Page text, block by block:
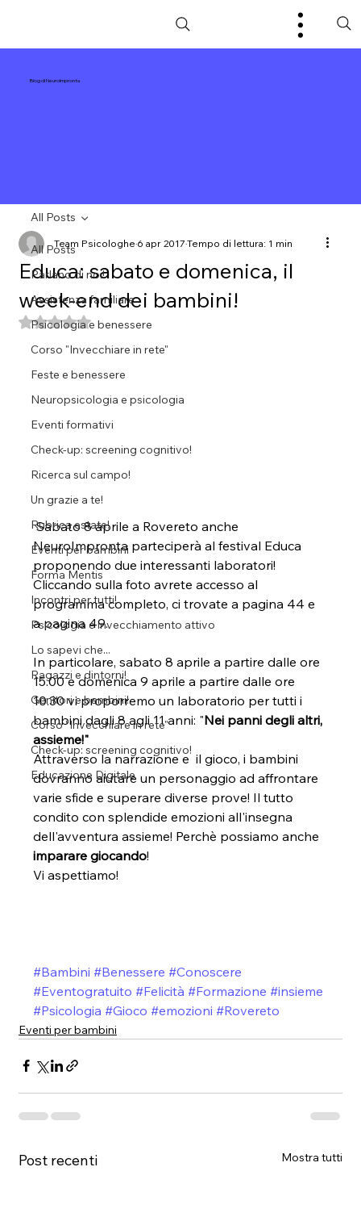
Blog di NeuroImpronta
All Posts
Parlano di noi!
Assistenza familiare
Psicologia e benessere
Corso "Invecchiare in rete"
Feste e benessere
Neuropsicologia e psicologia
Eventi formativi
Check-up: screening cognitivo!
Ricerca sul campo!
Un grazie a te!
Rubrica estate!
Eventi per bambini
Forma Mentis
Incontri per tutti!
Psicologia e invecchiamento attivo
Lo sapevi che...
Ragazzi e dintorni!
Genitori e bambini!
Corso "Invecchiare in rete"
Check-up: screening cognitivo!
Educazione Digitale
All Posts
Educa: sabato e domenica, il
week-end dei bambini!
Team Psicologhe6 apr 2017Tempo di lettura: 1 min
Valutazione NaN stelle su 5.
Sabato 8 aprile a Rovereto anche
NeuroImpronta parteciperà al festival Educa
proponendo due interessanti laboratori!
Cliccando sulla foto avrete accesso al
programma completo, ci trovate a pagina 44 e
a pagina 49.
In particolare, sabato 8 aprile a partire dalle ore
15.00 e domenica 9 aprile a partire dalle ore
10.30 vi proporremo un laboratorio per tutti i
bambini dagli 8 agli 11 anni: "Nei panni degli altri,
assieme!"
Attraverso la narrazione e  il gioco, i bambini
dovranno aiutare un personaggio ad affrontare
varie sfide e superare diverse prove! Il tutto
condito con splendide emozioni all'insegna
dell'avventura assieme! Perchè possiamo anche
imparare giocando!
Vi aspettiamo!
#Bambini #Benessere #Conoscere
#Eventogratuito #Felicità #Formazione #insieme
#Psicologia #Gioco #emozioni #Rovereto
Eventi per bambini
Post recenti Mostra tutti